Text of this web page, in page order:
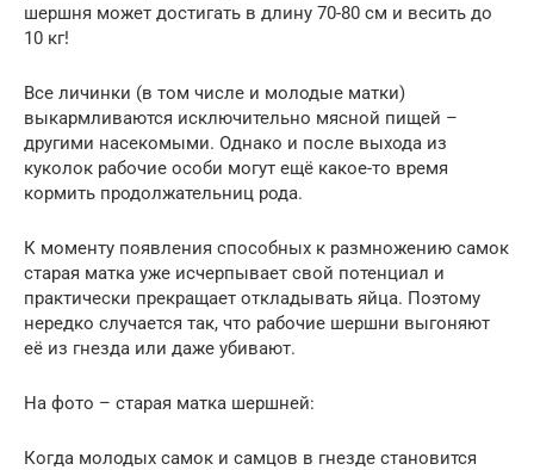
шершня может достигать в длину 70-80 см и весить до
10 кг!
Все личинки (в том числе и молодые матки)
выкармливаются исключительно мясной пищей –
другими насекомыми. Однако и после выхода из
куколок рабочие особи могут ещё какое-то время
кормить продолжательниц рода.
К моменту появления способных к размножению самок
старая матка уже исчерпывает свой потенциал и
практически прекращает откладывать яйца. Поэтому
нередко случается так, что рабочие шершни выгоняют
её из гнезда или даже убивают.
На фото – старая матка шершней:
Когда молодых самок и самцов в гнезде становится